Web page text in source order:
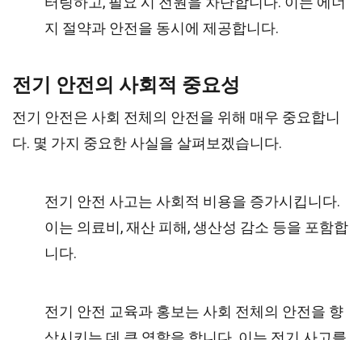
지 절약과 안전을 동시에 제공합니다.
전기 안전의 사회적 중요성
전기 안전은 사회 전체의 안전을 위해 매우 중요합니
다. 몇 가지 중요한 사실을 살펴보겠습니다.
전기 안전 사고는 사회적 비용을 증가시킵니다.
이는 의료비, 재산 피해, 생산성 감소 등을 포함합
니다.
전기 안전 교육과 홍보는 사회 전체의 안전을 향